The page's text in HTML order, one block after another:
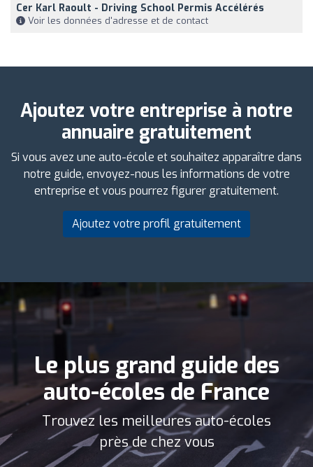
Cer Karl Raoult - Driving School Permis Accélérés
Voir les données d'adresse et de contact
Ajoutez votre entreprise à notre
annuaire gratuitement
Si vous avez une auto-école et souhaitez apparaître dans
notre guide, envoyez-nous les informations de votre
entreprise et vous pourrez figurer gratuitement.
Ajoutez votre profil gratuitement
Le plus grand guide des
auto-écoles de France
Trouvez les meilleures auto-écoles
près de chez vous